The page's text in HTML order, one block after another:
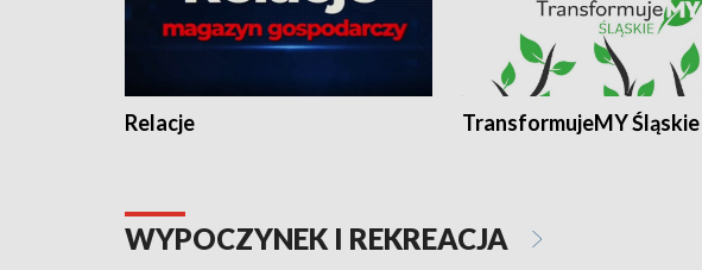
Relacje TransformujeMY Śląskie
WYPOCZYNEK I REKREACJA